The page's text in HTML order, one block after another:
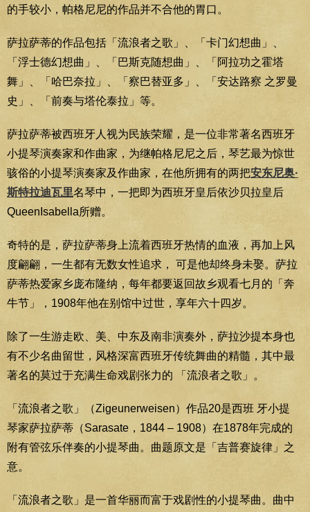
的手较小，帕格尼尼的作品并不合他的胃口。
萨拉萨蒂的作品包括「流浪者之歌」、「卡门幻想曲」、
「浮士德幻想曲」、「巴斯克随想曲」、「阿拉功之霍塔
舞」、「哈巴奈拉」、「察巴替亚多」、「安达路察 之罗曼
史」、「前奏与塔伦泰拉」等。
萨拉萨蒂被西班牙人视为民族荣耀，是一位非常著名西班牙
小提琴演奏家和作曲家，为继帕格尼尼之后，琴艺最为惊世
骇俗的小提琴演奏家及作曲家，在他所拥有的两把安东尼奥·
斯特拉迪瓦里名琴中，一把即为西班牙皇后依沙贝拉皇后
QueenIsabella所赠。
奇特的是，萨拉萨蒂身上流着西班牙热情的血液，再加上风
度翩翩，一生都有无数女性追求， 可是他却终身未娶。萨拉
萨蒂热爱家乡庞布隆纳，每年都要返回故乡观看七月的「奔
牛节」，1908年他在别馆中过世，享年六十四岁。
除了一生游走欧、美、中东及南非演奏外，萨拉沙提本身也
有不少名曲留世，风格深富西班牙传统舞曲的精髓，其中最
著名的莫过于充满生命戏剧张力的 「流浪者之歌」。
「流浪者之歌」（Zigeunerweisen）作品20是西班 牙小提
琴家萨拉萨蒂（Sarasate，1844 – 1908）在1878年完成的
附有管弦乐伴奏的小提琴曲。曲题原文是「吉普赛旋律」之
意。
「流浪者之歌」是一首华丽而富于戏剧性的小提琴曲。曲中